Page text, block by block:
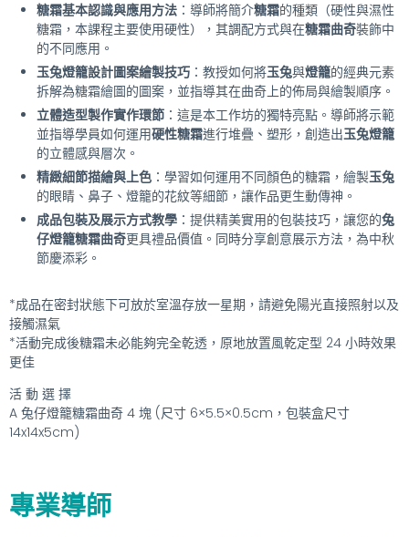
糖霜基本認識與應用方法 ：導師將簡介糖霜的種類（硬性與濕性
糖霜，本課程主要使用硬性），其調配方式與在糖霜曲奇裝飾中
的不同應用。
玉兔燈籠設計圖案繪製技巧 ：教授如何將玉兔與燈籠的經典元素
拆解為糖霜繪圖的圖案，並指導其在曲奇上的佈局與繪製順序。
立體造型製作實作環節 ：這是本工作坊的獨特亮點。導師將示範
並指導學員如何運用硬性糖霜進行堆疊、塑形，創造出玉兔燈籠
的立體感與層次。
精緻細節描繪與上色 ：學習如何運用不同顏色的糖霜，繪製玉兔
的眼睛、鼻子、燈籠的花紋等細節，讓作品更生動傳神。
成品包裝及展示方式教學 ：提供精美實用的包裝技巧，讓您的兔
仔燈籠糖霜曲奇更具禮品價值。同時分享創意展示方法，為中秋
節慶添彩。
*成品在密封狀態下可放於室溫存放一星期，請避免陽光直接照射以及
接觸濕氣
*活動完成後糖霜未必能夠完全乾透，原地放置風乾定型 24 小時效果
更佳
活 動 選 擇
A 兔仔燈籠糖霜曲奇 4 塊 (尺寸 6×5.5×0.5cm，包裝盒尺寸
14x14x5cm)
專業導師